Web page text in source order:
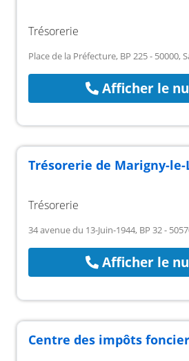
Trésorerie
Place de la Préfecture, BP 225 - 50000,
Afficher le
Trésorerie de Marigny-le-
Trésorerie
34 avenue du 13-Juin-1944, BP 32 -
Afficher le
Centre des impôts